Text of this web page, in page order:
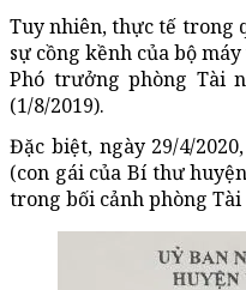
Tuy nhiên, thực tế trong
sự cồng kềnh của bộ
Phó trưởng phòng Tài
(1/8/2019).
Đặc biệt, ngày 29/4/
(con gái của Bí thư
trong bối cảnh phòng Tài